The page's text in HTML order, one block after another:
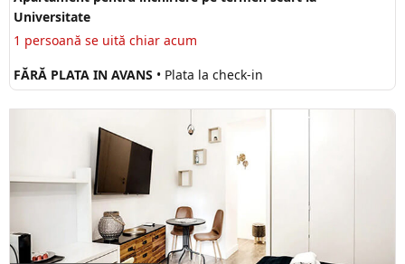
Universitate
1 persoană se uită chiar acum
FĂRĂ PLATA IN AVANS • Plata la check-in